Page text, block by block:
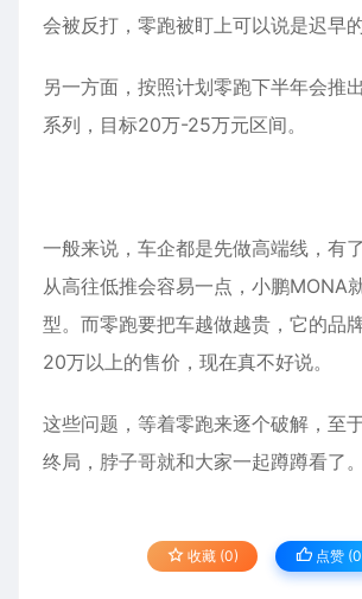
会被反打，零跑被盯上可以说是迟早的
另一方面，按照计划零跑下半年会推
系列，目标20万-25万元区间。
一般来说，车企都是先做高端线，有
从高往低推会容易一点，小鹏MONA
型。而零跑要把车越做越贵，它的品
20万以上的售价，现在真不好说。
这些问题，等着零跑来逐个破解，至
终局，脖子哥就和大家一起蹲蹲看了。
收藏 (0) 点赞 (0